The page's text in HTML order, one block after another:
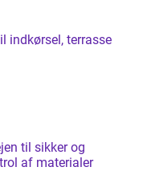
indkørsel, terrasse
af materialer